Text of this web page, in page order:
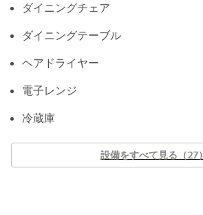
ダイニングチェア
ダイニングテーブル
ヘアドライヤー
電子レンジ
冷蔵庫
設備をすべて見る（27）